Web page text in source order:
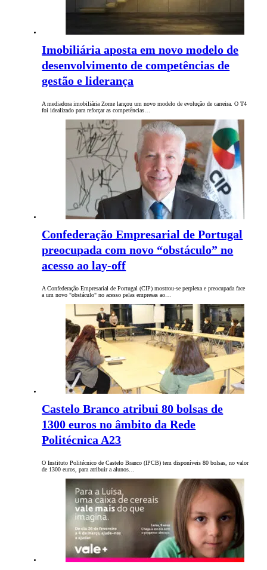
Imobiliária aposta em novo modelo de
desenvolvimento de competências de
gestão e liderança
A mediadora imobiliária Zome lançou um novo modelo de evolução de carreira. O T4
foi idealizado para reforçar as competências…
Confederação Empresarial de Portugal
preocupada com novo “obstáculo” no
acesso ao lay-off
A Confederação Empresarial de Portugal (CIP) mostrou-se perplexa e preocupada face
a um novo "obstáculo" no acesso pelas empresas ao…
Castelo Branco atribui 80 bolsas de
1300 euros no âmbito da Rede
Politécnica A23
O Instituto Politécnico de Castelo Branco (IPCB) tem disponíveis 80 bolsas, no valor
de 1300 euros, para atribuir a alunos…